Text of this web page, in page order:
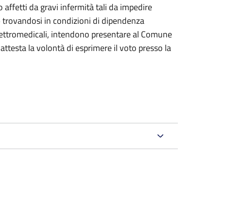
affetti da gravi infermità tali da impedire
in condizioni di dipendenza
intendono presentare al Comune
la volontà di esprimere il voto presso la